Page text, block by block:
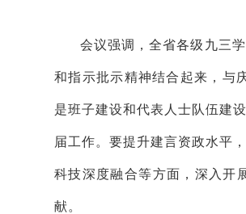
会议强调，全省各级九三
和指示批示精神结合起来，与
是班子建设和代表人士队伍建
届工作。要提升建言资政水平
科技深度融合等方面，深入开
献。